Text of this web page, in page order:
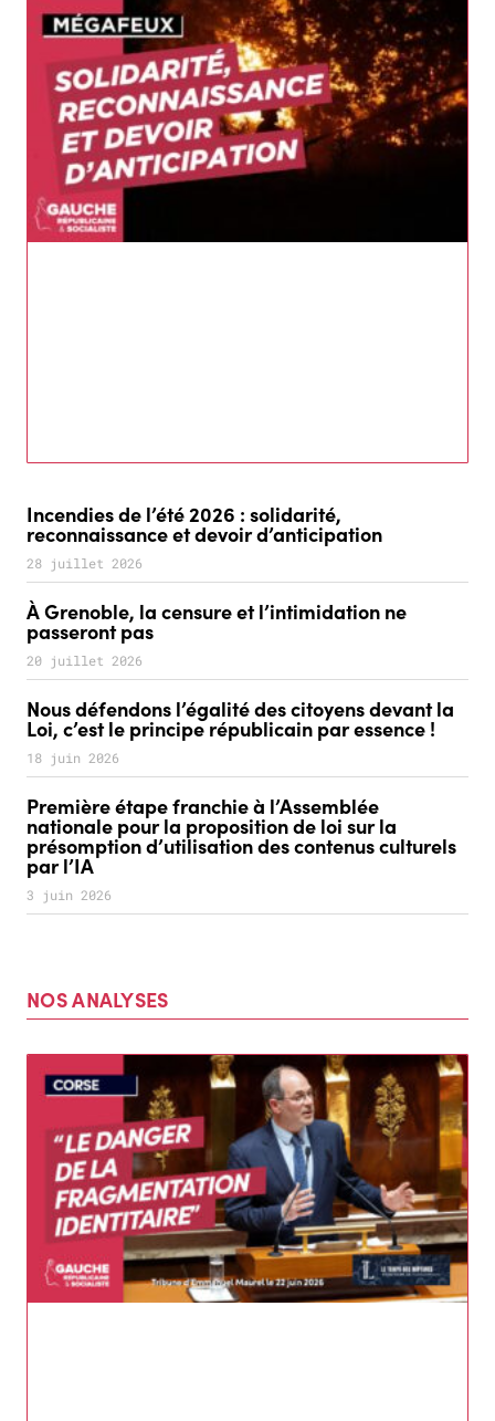
Incendies de l’été 2026 : solidarité,
reconnaissance et devoir d’anticipation
28 juillet 2026
À Grenoble, la censure et l’intimidation ne
passeront pas
20 juillet 2026
Nous défendons l’égalité des citoyens devant la
Loi, c’est le principe républicain par essence !
18 juin 2026
Première étape franchie à l’Assemblée
nationale pour la proposition de loi sur la
présomption d’utilisation des contenus culturels
par l’IA
3 juin 2026
NOS ANALYSES